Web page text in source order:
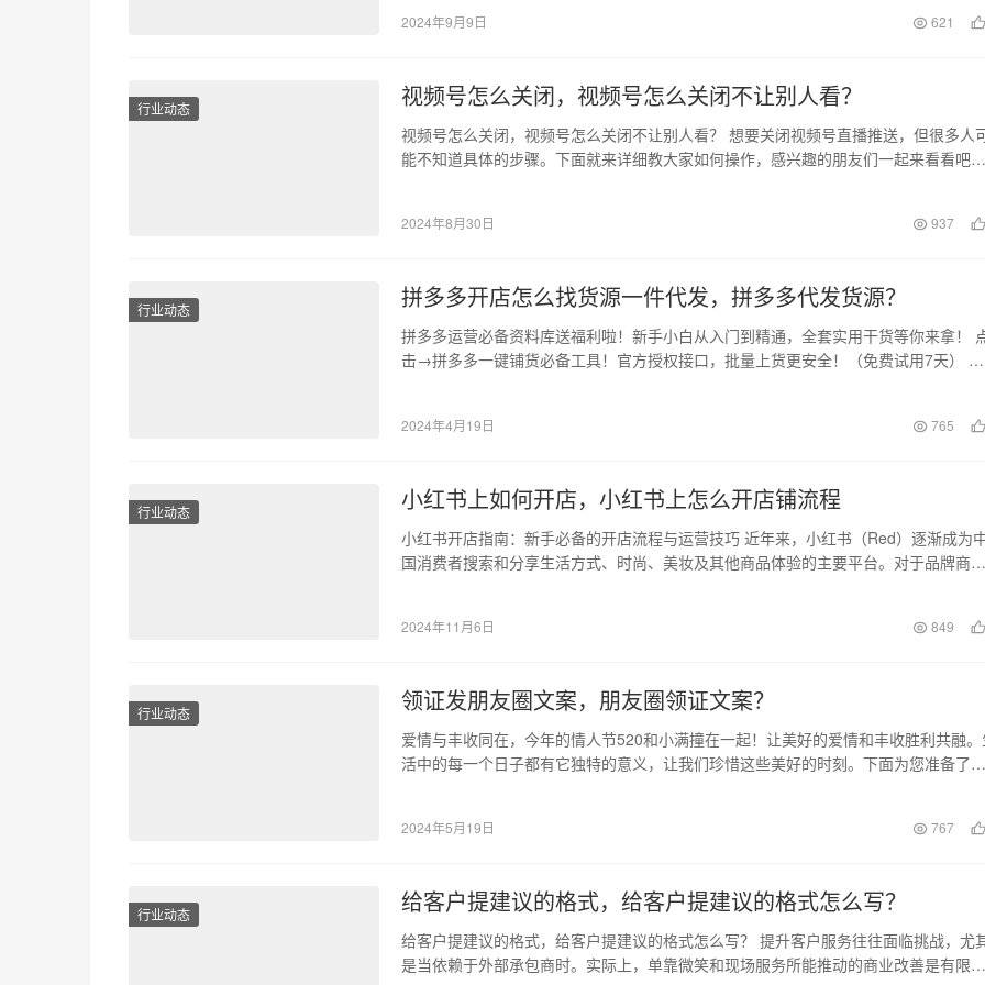
2024年9月9日 621
行业动态 视频号怎么关闭，视频号怎么关闭不让别人看？
视频号怎么关闭，视频号怎么关闭不让别人看？ 想要关闭视频号直播推送，但很多人
能不知道具体的步骤。下面就来详细教大家如何操作，感兴趣的朋友们一起来看看吧！
2024年8月30日 937
行业动态 拼多多开店怎么找货源一件代发，拼多多代发货源？
拼多多运营必备资料库送福利啦！新手小白从入门到精通，全套实用干货等你来拿！
击→拼多多一键铺货必备工具！官方授权接口，批量上货更安全！（免费试用7天） 电
2024年4月19日 765
行业动态 小红书上如何开店，小红书上怎么开店铺流程
小红书开店指南：新手必备的开店流程与运营技巧 近年来，小红书（Red）逐渐成为
国消费者搜索和分享生活方式、时尚、美妆及其他商品体验的主要平台。对于品牌商家
2024年11月6日 849
行业动态 领证发朋友圈文案，朋友圈领证文案？
爱情与丰收同在，今年的情人节520和小满撞在一起！让美好的爱情和丰收胜利共融。
活中的每一个日子都有它独特的意义，让我们珍惜这些美好的时刻。下面为您准备了一
2024年5月19日 767
行业动态 给客户提建议的格式，给客户提建议的格式怎么写？
给客户提建议的格式，给客户提建议的格式怎么写？ 提升客户服务往往面临挑战，尤
是当依赖于外部承包商时。实际上，单靠微笑和现场服务所能推动的商业改善是有限